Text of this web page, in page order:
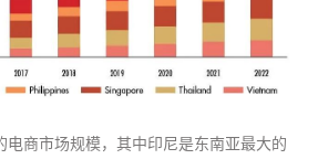
电商市场规模，其中印尼是东南亚最大的